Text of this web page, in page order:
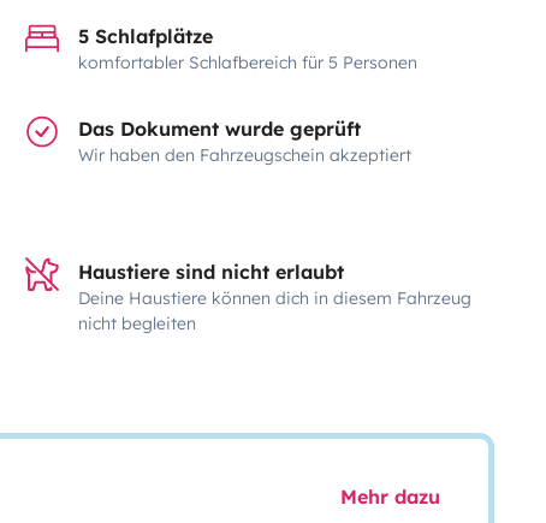
5 Schlafplätze
komfortabler Schlafbereich für 5 Personen
Das Dokument wurde geprüft
Wir haben den Fahrzeugschein akzeptiert
Haustiere sind nicht erlaubt
Deine Haustiere können dich in diesem Fahrzeug
nicht begleiten
Mehr dazu